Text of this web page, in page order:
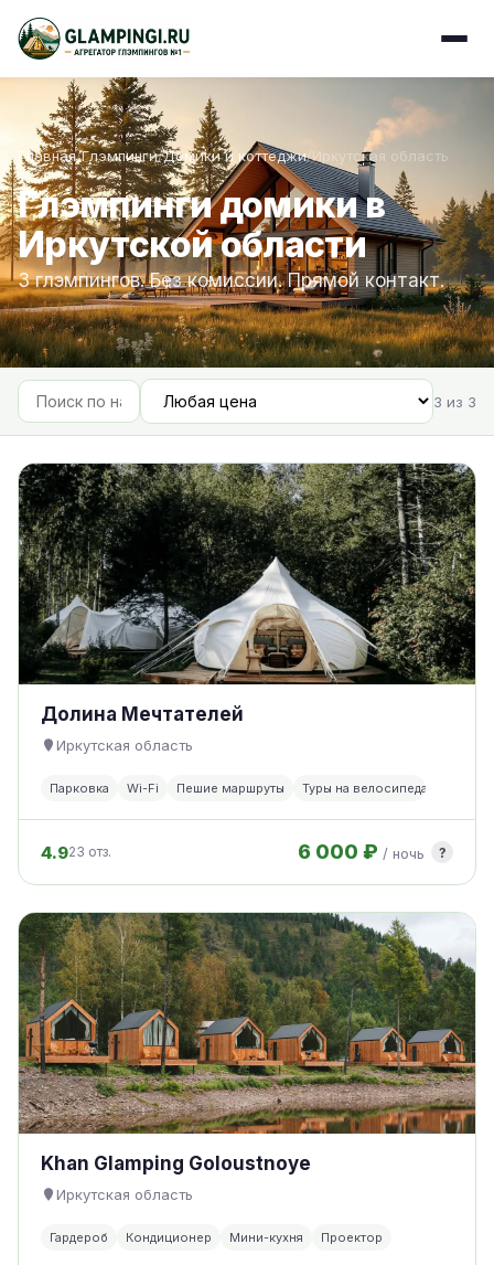
Главная/Глэмпинги/Домики и коттеджи/Иркутская область
Глэмпинги домики в
Иркутской области
3 глэмпингов. Без комиссии. Прямой контакт.
3 из 3
Долина Мечтателей
Иркутская область
Парковка Wi-Fi Пешие маршруты Туры на велосипедах
4.923 отз. 6 000 ₽ / ночь ?
Khan Glamping Goloustnoye
Иркутская область
Гардероб Кондиционер Мини-кухня Проектор